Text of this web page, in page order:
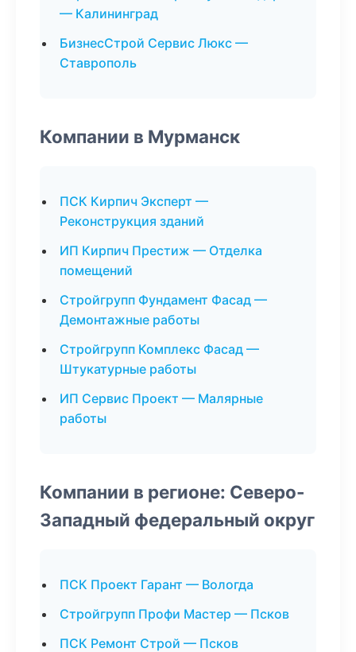
— Калининград
БизнесСтрой Сервис Люкс —
Ставрополь
Компании в Мурманск
ПСК Кирпич Эксперт —
Реконструкция зданий
ИП Кирпич Престиж — Отделка
помещений
Стройгрупп Фундамент Фасад —
Демонтажные работы
Стройгрупп Комплекс Фасад —
Штукатурные работы
ИП Сервис Проект — Малярные
работы
Компании в регионе: Северо-
Западный федеральный округ
ПСК Проект Гарант — Вологда
Стройгрупп Профи Мастер — Псков
ПСК Ремонт Строй — Псков